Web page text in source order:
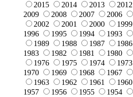
2015
2014 2013 2012
2009
2008 2007 2006
2002
2001 2000 1999
1996
1995 1994 1993
1989
1988 1987 1986
1983
1982 1981 1980
1976
1975 1974 1973
1970
1969 1968 1967
1963
1962 1961 1960
1957
1956 1955 1954